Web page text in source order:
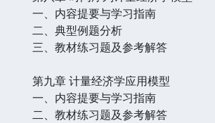
一、内容提要与学习指南
二、典型例题分析
三、教材练习题及参考解答
第九章 计量经济学应用模型
一、内容提要与学习指南
二、教材练习题及参考解答